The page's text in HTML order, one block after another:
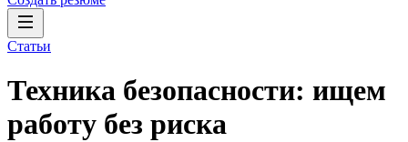
Статьи
Техника безопасности: ищем
работу без риска